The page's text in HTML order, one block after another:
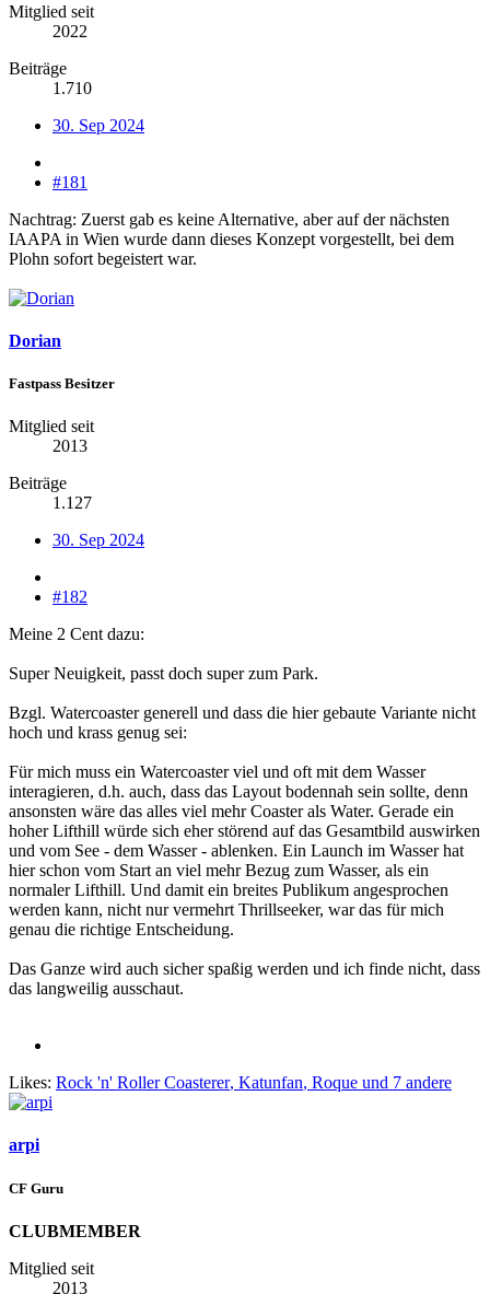
Mitglied seit
2022
Beiträge
1.710
30. Sep 2024
#181
Nachtrag: Zuerst gab es keine Alternative, aber auf der nächsten
IAAPA in Wien wurde dann dieses Konzept vorgestellt, bei dem
Plohn sofort begeistert war.
Dorian
Fastpass Besitzer
Mitglied seit
2013
Beiträge
1.127
30. Sep 2024
#182
Meine 2 Cent dazu:
Super Neuigkeit, passt doch super zum Park.
Bzgl. Watercoaster generell und dass die hier gebaute Variante nicht
hoch und krass genug sei:
Für mich muss ein Watercoaster viel und oft mit dem Wasser
interagieren, d.h. auch, dass das Layout bodennah sein sollte, denn
ansonsten wäre das alles viel mehr Coaster als Water. Gerade ein
hoher Lifthill würde sich eher störend auf das Gesamtbild auswirken
und vom See - dem Wasser - ablenken. Ein Launch im Wasser hat
hier schon vom Start an viel mehr Bezug zum Wasser, als ein
normaler Lifthill. Und damit ein breites Publikum angesprochen
werden kann, nicht nur vermehrt Thrillseeker, war das für mich
genau die richtige Entscheidung.
Das Ganze wird auch sicher spaßig werden und ich finde nicht, dass
das langweilig ausschaut.
Likes: Rock 'n' Roller Coasterer, Katunfan, Roque und 7 andere
arpi
CF Guru
CLUBMEMBER
Mitglied seit
2013